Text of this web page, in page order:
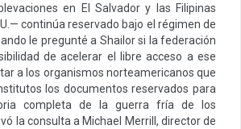
en El Salvador y las Filipinas
continúa reservado bajo el régimen de
le pregunté a Shailor si la federación
de acelerar el libre acceso a ese
a los organismos norteamericanos que
los documentos reservados para
completa de la guerra fría de los
la consulta a Michael Merrill, director de